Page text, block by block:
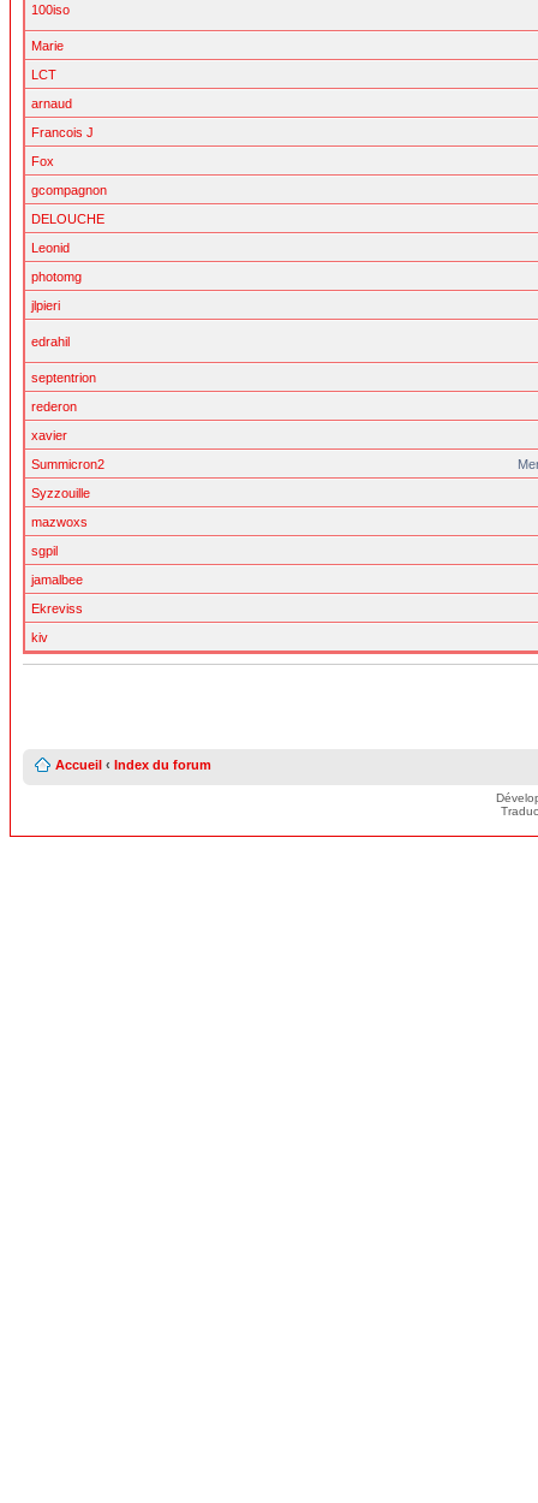
100iso
Marie
LCT
arnaud
Francois J
Fox
gcompagnon
DELOUCHE
Leonid
photomg
jlpieri
edrahil
septentrion
rederon
xavier
Summicron2
Syzzouille
mazwoxs
sgpil
jamalbee
Ekreviss
kiv
Accueil ‹ Index du forum